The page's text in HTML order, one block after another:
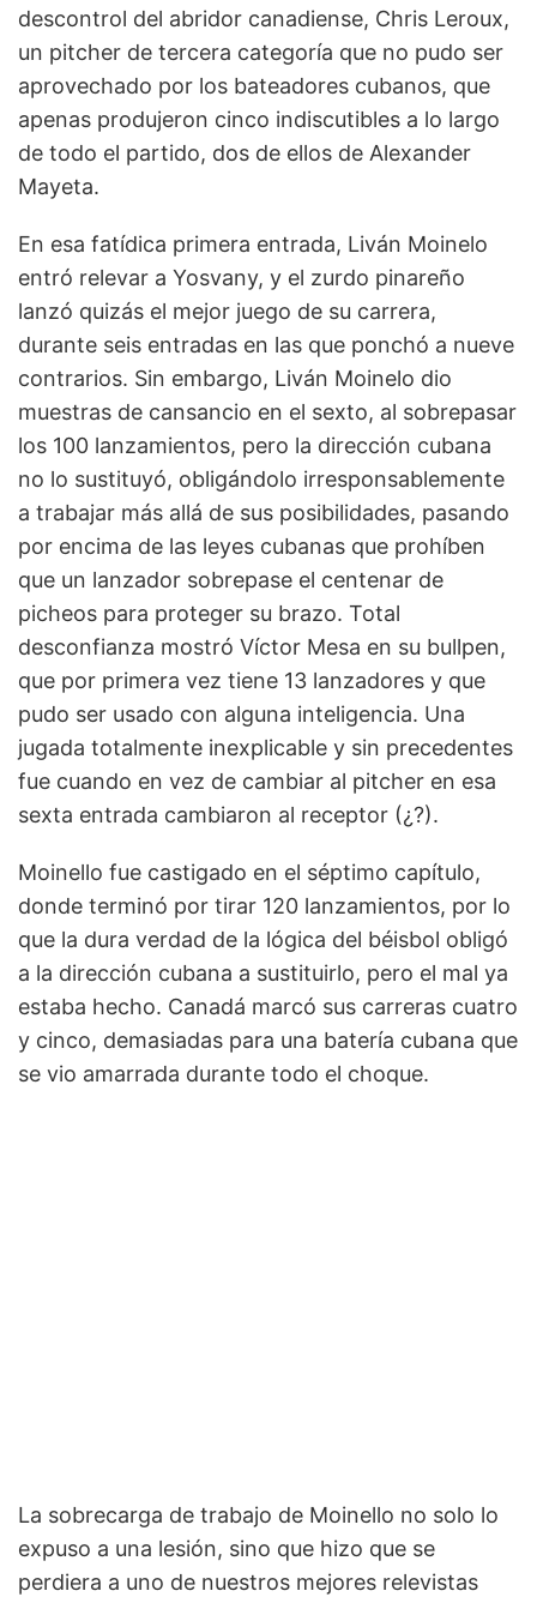
descontrol del abridor canadiense, Chris Leroux,
un pitcher de tercera categoría que no pudo ser
aprovechado por los bateadores cubanos, que
apenas produjeron cinco indiscutibles a lo largo
de todo el partido, dos de ellos de Alexander
Mayeta.
En esa fatídica primera entrada, Liván Moinelo
entró relevar a Yosvany, y el zurdo pinareño
lanzó quizás el mejor juego de su carrera,
durante seis entradas en las que ponchó a nueve
contrarios. Sin embargo, Liván Moinelo dio
muestras de cansancio en el sexto, al sobrepasar
los 100 lanzamientos, pero la dirección cubana
no lo sustituyó, obligándolo irresponsablemente
a trabajar más allá de sus posibilidades, pasando
por encima de las leyes cubanas que prohíben
que un lanzador sobrepase el centenar de
picheos para proteger su brazo. Total
desconfianza mostró Víctor Mesa en su bullpen,
que por primera vez tiene 13 lanzadores y que
pudo ser usado con alguna inteligencia. Una
jugada totalmente inexplicable y sin precedentes
fue cuando en vez de cambiar al pitcher en esa
sexta entrada cambiaron al receptor (¿?).
Moinello fue castigado en el séptimo capítulo,
donde terminó por tirar 120 lanzamientos, por lo
que la dura verdad de la lógica del béisbol obligó
a la dirección cubana a sustituirlo, pero el mal ya
estaba hecho. Canadá marcó sus carreras cuatro
y cinco, demasiadas para una batería cubana que
se vio amarrada durante todo el choque.
La sobrecarga de trabajo de Moinello no solo lo
expuso a una lesión, sino que hizo que se
perdiera a uno de nuestros mejores relevistas